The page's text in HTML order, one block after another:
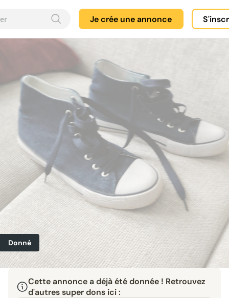
Je crée une annonce
Donné
Cette annonce a déjà été donnée ! Retrouvez
d'autres super dons ici :